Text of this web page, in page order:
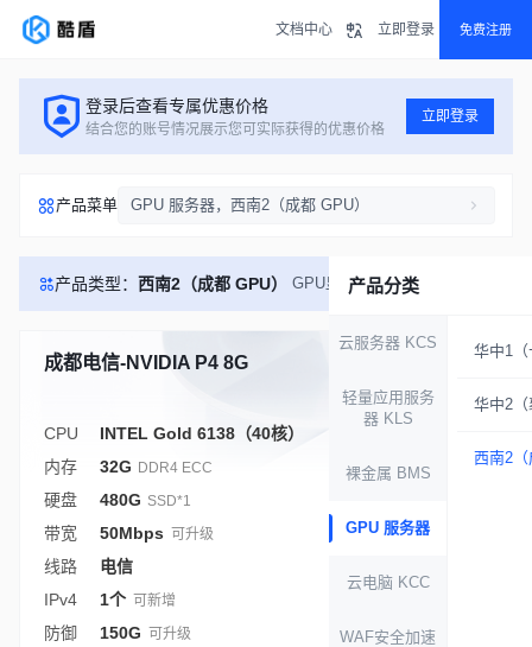
文档中心 立即登录 免费注册
登录后查看专属优惠价格
结合您的账号情况展示您可实际获得的优惠价格
立即登录
产品菜单 GPU 服务器，西南2（成都 GPU）
产品分类
云服务器 KCS
轻量应用服务
器 KLS
裸金属 BMS
GPU 服务器
云电脑 KCC
WAF安全加速
华中1
华中2
西南2
产品类型： 西南2（成都 GPU） GPU显卡
成都电信-NVIDIA P4 8G
CPU
INTEL Gold 6138（40核）
内存
32G DDR4 ECC
硬盘 480G SSD*1
带宽 50Mbps 可升级
线路
电信
IPv4
1个 可新增
防御 150G 可升级